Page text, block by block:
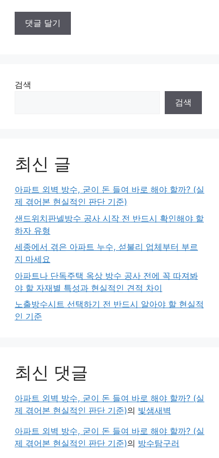
검색
검색
최신 글
아파트 외벽 방수, 굳이 돈 들여 바로 해야 할까? (실
제 겪어본 현실적인 판단 기준)
샌드위치판넬방수 공사 시작 전 반드시 확인해야 할
하자 유형
세종에서 겪은 아파트 누수, 섣불리 업체부터 부르
지 마세요
아파트나 단독주택 옥상 방수 공사 전에 꼭 따져봐
야 할 자재별 특성과 현실적인 견적 차이
노출방수시트 선택하기 전 반드시 알아야 할 현실적
인 기준
최신 댓글
아파트 외벽 방수, 굳이 돈 들여 바로 해야 할까? (실
제 겪어본 현실적인 판단 기준)의 빛샘새벽
아파트 외벽 방수, 굳이 돈 들여 바로 해야 할까? (실
제 겪어본 현실적인 판단 기준)의 방수탐구러